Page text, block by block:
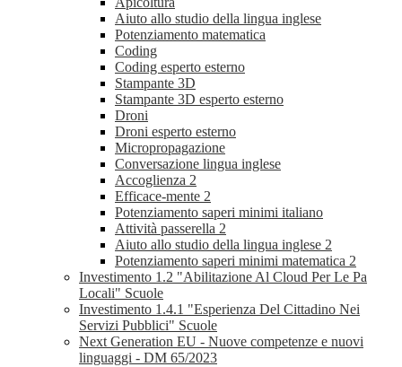
Aiuto allo studio della lingua inglese
Potenziamento matematica
Coding
Coding esperto esterno
Stampante 3D
Stampante 3D esperto esterno
Droni
Droni esperto esterno
Micropropagazione
Conversazione lingua inglese
Accoglienza 2
Efficace-mente 2
Potenziamento saperi minimi italiano
Attività passerella 2
Aiuto allo studio della lingua inglese 2
Potenziamento saperi minimi matematica 2
Investimento 1.2 "Abilitazione Al Cloud Per Le Pa
Locali" Scuole
Investimento 1.4.1 "Esperienza Del Cittadino Nei
Servizi Pubblici" Scuole
Next Generation EU - Nuove competenze e nuovi
linguaggi - DM 65/2023